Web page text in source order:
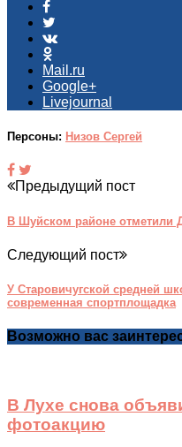
Mail.ru
Google+
Livejournal
Персоны: Низов Сергей
Предыдущий пост
В Шуйском районе отметили
Следующий пост
У Старовичугской средней
современная спортплощадка
Возможно вас
В Лухе снова
фотоакцию